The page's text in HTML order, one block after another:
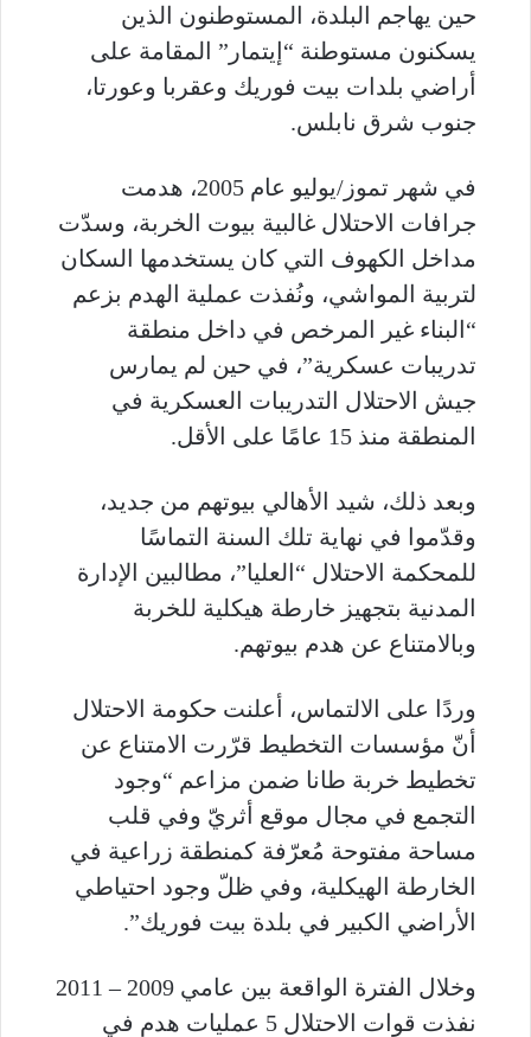
حين يهاجم البلدة، المستوطنون الذين
يسكنون مستوطنة “إيتمار” المقامة على
أراضي بلدات بيت فوريك وعقربا وعورتا،
جنوب شرق نابلس.
في شهر تموز/يوليو عام 2005، هدمت
جرافات الاحتلال غالبية بيوت الخربة، وسدّت
مداخل الكهوف التي كان يستخدمها السكان
لتربية المواشي، ونُفذت عملية الهدم بزعم
“البناء غير المرخص في داخل منطقة
تدريبات عسكرية”، في حين لم يمارس
جيش الاحتلال التدريبات العسكرية في
المنطقة منذ 15 عامًا على الأقل.
وبعد ذلك، شيد الأهالي بيوتهم من جديد،
وقدّموا في نهاية تلك السنة التماسًا
للمحكمة الاحتلال “العليا”، مطالبين الإدارة
المدنية بتجهيز خارطة هيكلية للخربة
وبالامتناع عن هدم بيوتهم.
وردًا على الالتماس، أعلنت حكومة الاحتلال
أنّ مؤسسات التخطيط قرّرت الامتناع عن
تخطيط خربة طانا ضمن مزاعم “وجود
التجمع في مجال موقع أثريّ وفي قلب
مساحة مفتوحة مُعرّفة كمنطقة زراعية في
الخارطة الهيكلية، وفي ظلّ وجود احتياطي
الأراضي الكبير في بلدة بيت فوريك”.
وخلال الفترة الواقعة بين عامي 2009 – 2011
نفذت قوات الاحتلال 5 عمليات هدم في